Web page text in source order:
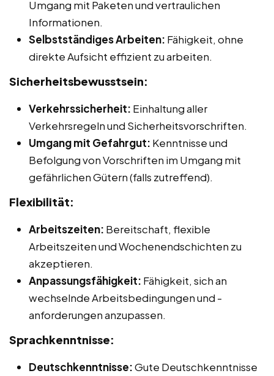
Umgang mit Paketen und vertraulichen
Informationen.
Selbstständiges Arbeiten: Fähigkeit, ohne
direkte Aufsicht effizient zu arbeiten.
Sicherheitsbewusstsein:
Verkehrssicherheit: Einhaltung aller
Verkehrsregeln und Sicherheitsvorschriften.
Umgang mit Gefahrgut: Kenntnisse und
Befolgung von Vorschriften im Umgang mit
gefährlichen Gütern (falls zutreffend).
Flexibilität:
Arbeitszeiten: Bereitschaft, flexible
Arbeitszeiten und Wochenendschichten zu
akzeptieren.
Anpassungsfähigkeit: Fähigkeit, sich an
wechselnde Arbeitsbedingungen und -
anforderungen anzupassen.
Sprachkenntnisse:
Deutschkenntnisse:Gute Deutschkenntnisse